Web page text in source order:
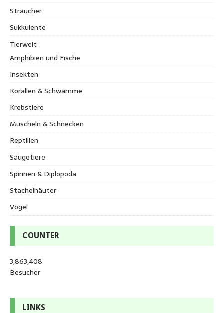
Sträucher
Sukkulente
Tierwelt
Amphibien und Fische
Insekten
Korallen & Schwämme
Krebstiere
Muscheln & Schnecken
Reptilien
Säugetiere
Spinnen & Diplopoda
Stachelhäuter
Vögel
COUNTER
3,863,408
Besucher
LINKS